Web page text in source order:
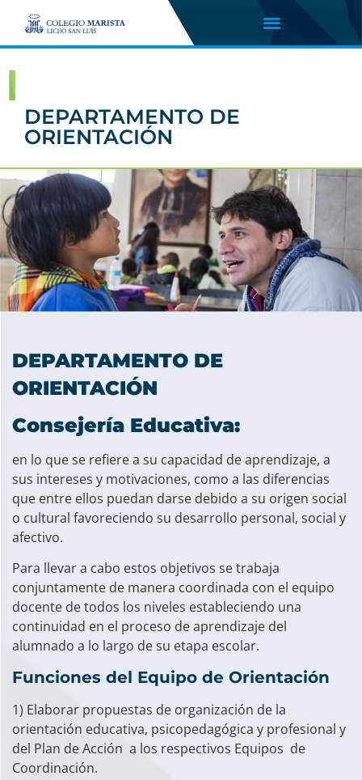
DEPARTAMENTO DE
ORIENTACIÓN
DEPARTAMENTO DE
ORIENTACIÓN
Consejería Educativa:
en lo que se refiere a su capacidad de aprendizaje, a
sus intereses y motivaciones, como a las diferencias
que entre ellos puedan darse debido a su origen social
o cultural favoreciendo su desarrollo personal, social y
afectivo.
Para llevar a cabo estos objetivos se trabaja
conjuntamente de manera coordinada con el equipo
docente de todos los niveles estableciendo una
continuidad en el proceso de aprendizaje del
alumnado a lo largo de su etapa escolar.
Funciones del Equipo de Orientación
1) Elaborar propuestas de organización de la
orientación educativa, psicopedagógica y profesional y
del Plan de Acción a los respectivos Equipos de
Coordinación.